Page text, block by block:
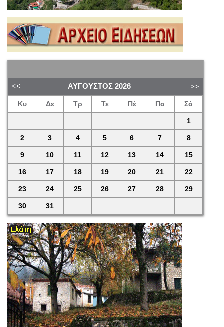
ΑΎΓΟΥΣΤΟΣ 2026
Κυ Δε Τρ Τε Πέ Πα Σά
1
2 3 4 5 6 7 8
9 10 11 12 13 14 15
16 17 18 19 20 21 22
23 24 25 26 27 28 29
30 31